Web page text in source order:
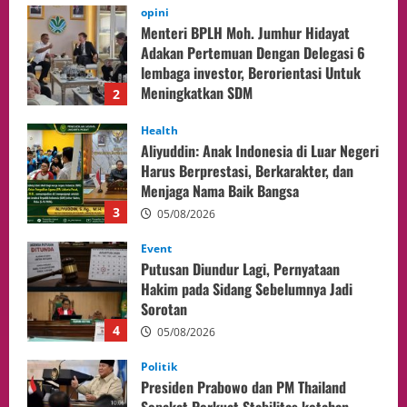
3
Health
Aliyuddin: Anak Indonesia di Luar Negeri
Harus Berprestasi, Berkarakter, dan
Menjaga Nama Baik Bangsa
05/08/2026
4
Event
Putusan Diundur Lagi, Pernyataan
Hakim pada Sidang Sebelumnya Jadi
Sorotan
05/08/2026
5
Politik
Presiden Prabowo dan PM Thailand
Sepakat Perkuat Stabilitas ketahan
ASEAN Melalui Penguatan Kerjasama
Kedua Negara.
Culture
Pengadilan Agama Jakarta Pusat